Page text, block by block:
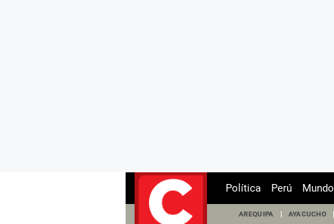
Política Perú Mundo
AREQUIPA AYACUCHO